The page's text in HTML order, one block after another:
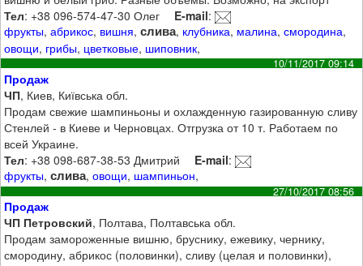
Тел: +38 096-574-47-30 Олег E-mail:
фрукты,абрикос, вишня,слива, клубника, малина,смородина,
овощи, грибы, цветковые, шиповник,
10/11/2017 09:14
Продаж
ЧП, Киев, Київська обл.
Продам свежие шампиньоны и охлажденную газированную сливу
Стенлей - в Киеве и Черновцах. Отгрузка от 10 т. Работаем по
всей Украине.
Тел: +38 098-687-38-53 Дмитрий E-mail:
фрукты,слива,овощи, шампиньон,
27/10/2017 08:56
Продаж
ЧП Петровский, Полтава, Полтавська обл.
Продам замороженные вишню, бруснику, ежевику, чернику,
смородину, абрикос (половинки), сливу (целая и половинки),